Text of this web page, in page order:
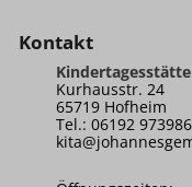
Kontakt
Kindertagesstätte
Kurhausstr. 24
65719 Hofheim
Tel.: 06192